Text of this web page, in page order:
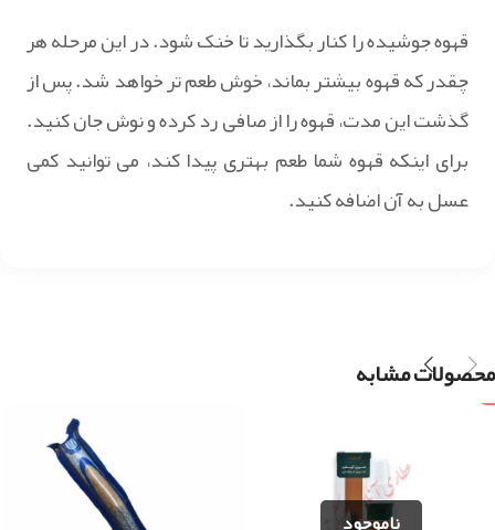
قهوه جوشیده را کنار بگذارید تا خنک شود. در این مرحله هر
چقدر که قهوه بیشتر بماند، خوش طعم تر خواهد شد. پس از
گذشت این مدت، قهوه را از صافی رد کرده و نوش جان کنید.
برای اینکه قهوه شما طعم بهتری پیدا کند، می توانید کمی
عسل به آن اضافه کنید.
محصولات مشابه